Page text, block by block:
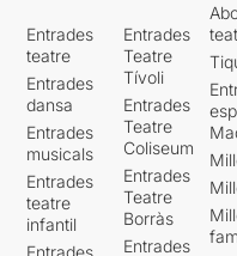
Entrades
teatre
Entrades
dansa
Entrades
musicals
Entrades
teatre
infantil
Entrades
Entrades
Teatre
Tívoli
Entrades
Teatre
Coliseum
Entrades
Teatre
Borràs
Entrades